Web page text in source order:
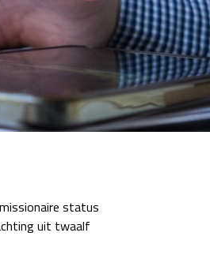
status
uit twaalf